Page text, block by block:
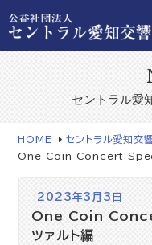
セントラル愛
HOME
セントラル愛知交
One Coin Concert
2023年3月3日
One Coin
ツァルト編